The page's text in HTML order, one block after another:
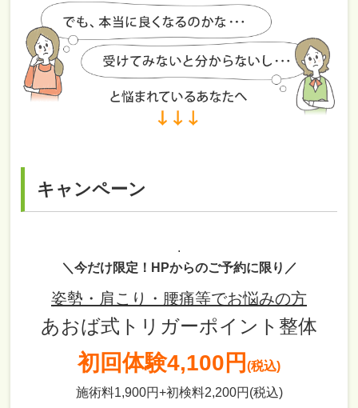
キャンペーン
.
＼今だけ限定！HPからのご予約に限り／
姿勢・肩こり・腰痛等でお悩みの方
あおば式トリガーポイント整体
初回体験4,100円 (税込)
施術料1,900円+初検料2,200円(税込)